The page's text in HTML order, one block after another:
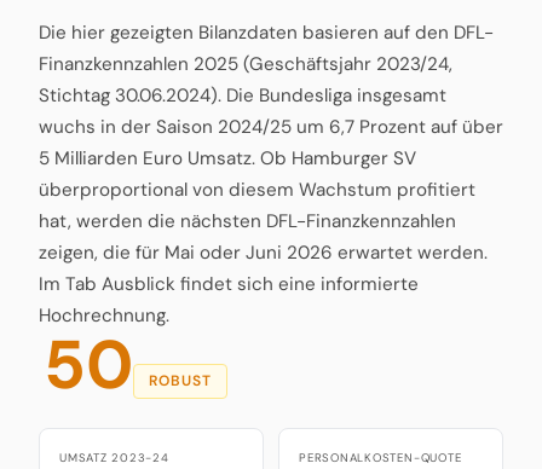
Die hier gezeigten Bilanzdaten basieren auf den DFL-
Finanzkennzahlen 2025 (Geschäftsjahr 2023/24,
Stichtag 30.06.2024). Die Bundesliga insgesamt
wuchs in der Saison 2024/25 um 6,7 Prozent auf über
5 Milliarden Euro Umsatz. Ob Hamburger SV
überproportional von diesem Wachstum profitiert
hat, werden die nächsten DFL-Finanzkennzahlen
zeigen, die für Mai oder Juni 2026 erwartet werden.
Im Tab Ausblick findet sich eine informierte
Hochrechnung.
50 ROBUST
UMSATZ 2023-24 PERSONALKOSTEN-QUOTE